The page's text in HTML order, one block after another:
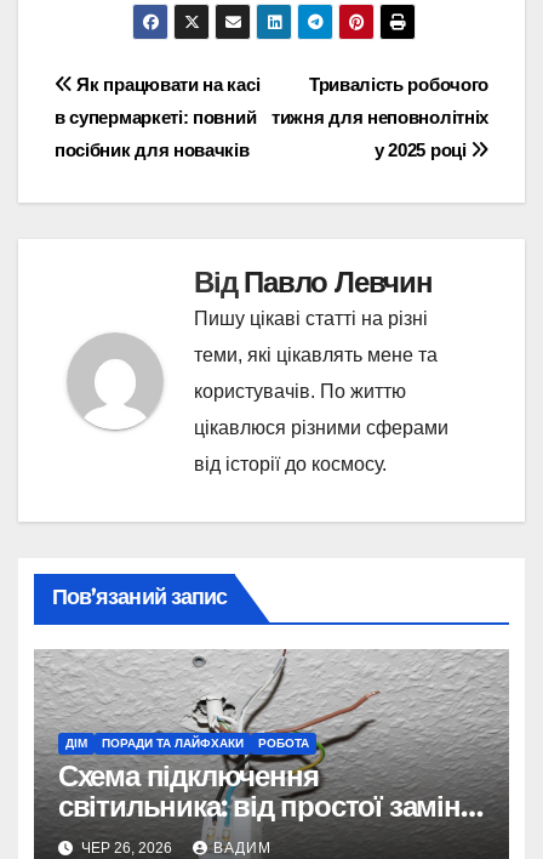
Навігація
записів
Тривалість робочого
тижня для неповнолітніх
у 2025 році
Як працювати на касі
в супермаркеті: повний
посібник для новачків
ВідПавло Левчин
Пишу цікаві статті на різні
теми, які цікавлять мене та
користувачів. По життю
цікавлюся різними сферами
від історії до космосу.
Пов’язаний запис
ДІМ ПОРАДИ ТА ЛАЙФХАКИ РОБОТА
Схема підключення
світильника: від простої заміни
до складних систем керування
ЧЕР 26, 2026 ВАДИМ